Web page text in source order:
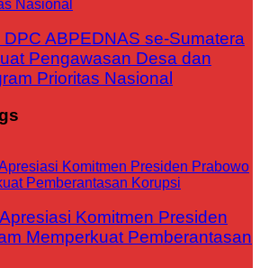
ABPEDNAS se-Sumatera
Pengawasan Desa dan
Prioritas Nasional
Komitmen Presiden
Memperkuat Pemberantasan